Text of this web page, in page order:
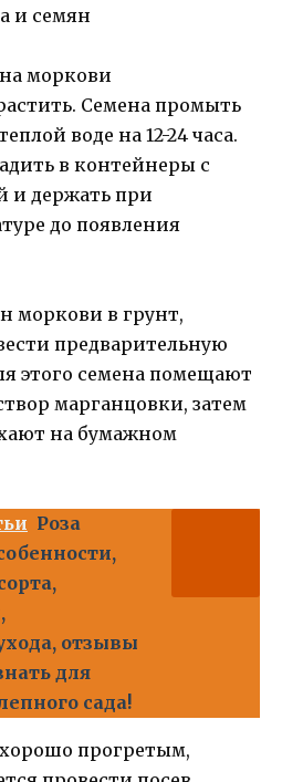
моркови
Семена промыть
воде на 12-24 часа.
в контейнеры с
и держать при
до появления
моркови в грунт,
предварительную
этого семена помещают
марганцовки, затем
на бумажном
Роза
отзывы
для
сада!
прогретым,